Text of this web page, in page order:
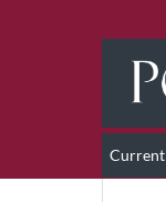
Current